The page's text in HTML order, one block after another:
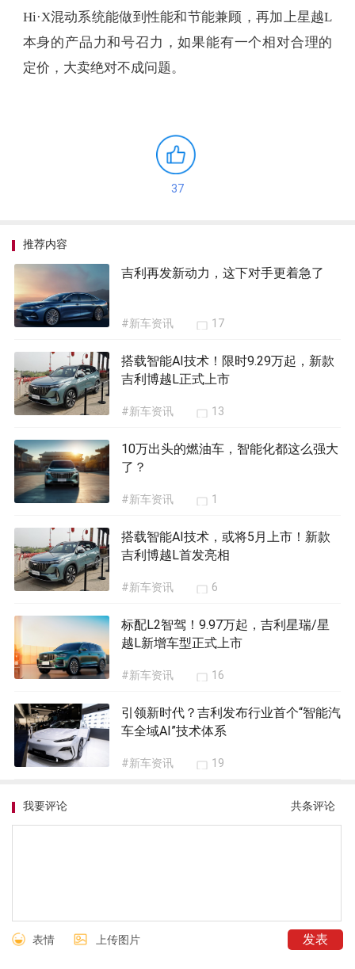
Hi·X混动系统能做到性能和节能兼顾，再加上星越L
本身的产品力和号召力，如果能有一个相对合理的
定价，大卖绝对不成问题。
37
推荐内容
吉利再发新动力，这下对手更着急了
#新车资讯 17
搭载智能AI技术！限时9.29万起，新款
吉利博越L正式上市
#新车资讯 13
10万出头的燃油车，智能化都这么强大
了？
#新车资讯 1
搭载智能AI技术，或将5月上市！新款
吉利博越L首发亮相
#新车资讯 6
标配L2智驾！9.97万起，吉利星瑞/星
越L新增车型正式上市
#新车资讯 16
引领新时代？吉利发布行业首个“智能汽
车全域AI”技术体系
#新车资讯 19
共条评论
我要评论
表情 上传图片